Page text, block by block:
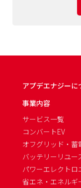
アプデエナジーに
事業内容
サービス一覧
コンバートEV
オフグリッド・蓄
バッテリーリユー
パワーエレクトロ
省エネ・エネルギ